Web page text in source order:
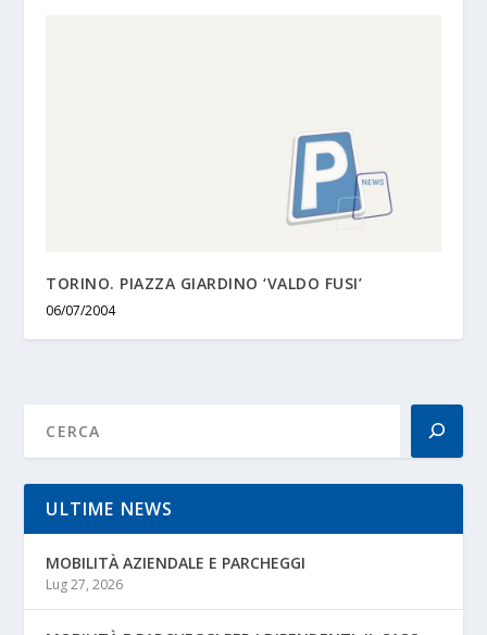
TORINO. PIAZZA GIARDINO ‘VALDO FUSI’
06/07/2004
ULTIME NEWS
MOBILITÀ AZIENDALE E PARCHEGGI
Lug 27, 2026